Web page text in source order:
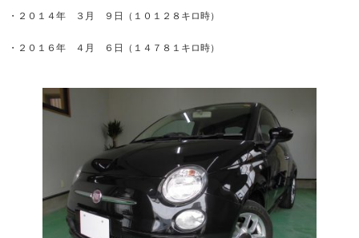
・２０１４年 ３月 ９日（１０１２８キロ時）
・２０１６年 ４月 ６日（１４７８１キロ時）